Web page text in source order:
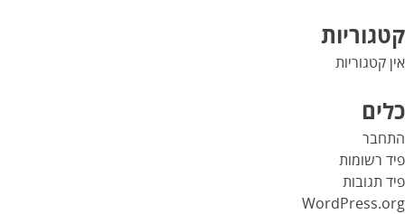
קטגוריות
אין קטגוריות
כלים
התחבר
פיד רשומות
פיד תגובות
WordPress.org